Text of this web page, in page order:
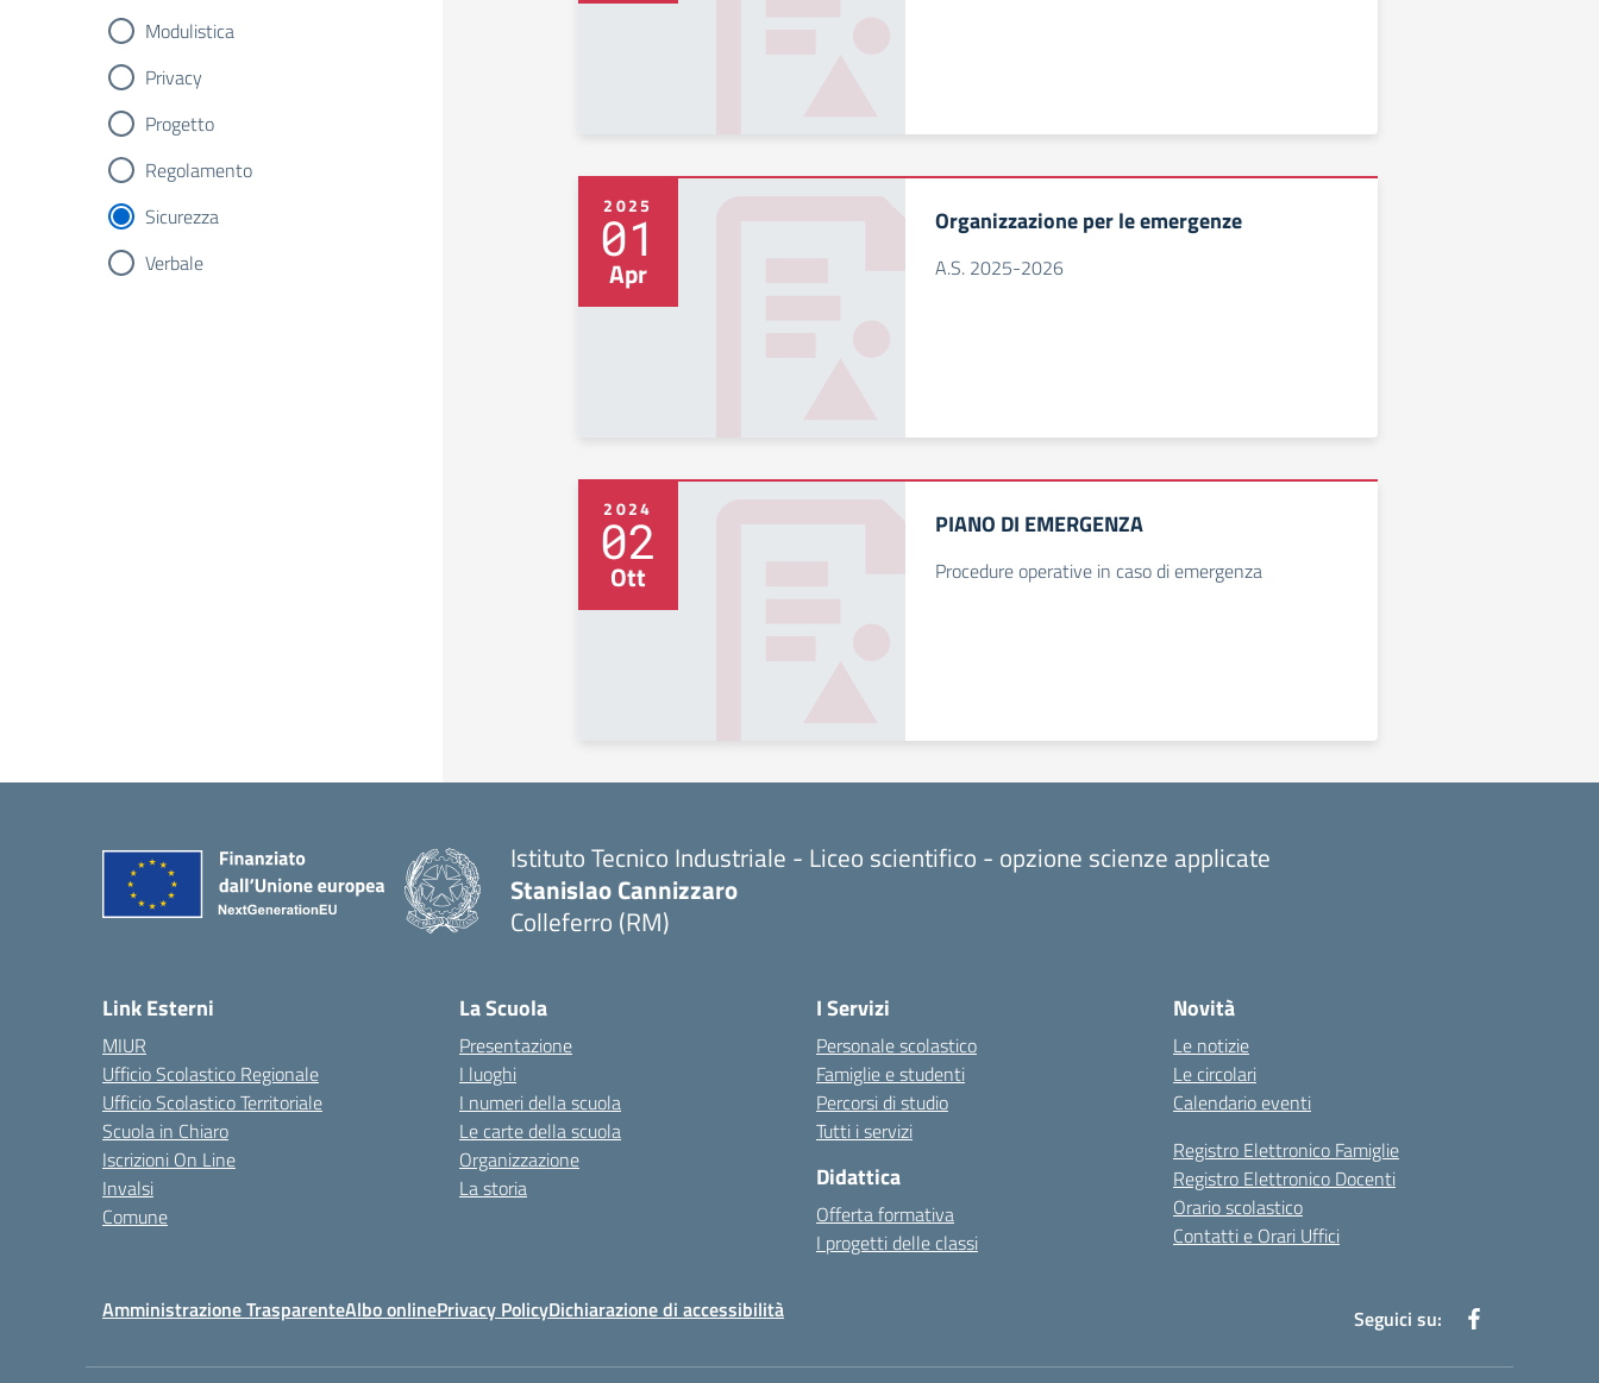
Modulistica
Privacy
Progetto
Regolamento
Sicurezza
Verbale
2025
01
Apr
Organizzazione per le emergenze
A.S. 2025-2026
2024
02
Ott
PIANO DI EMERGENZA
Procedure operative in caso di emergenza
Istituto Tecnico Industriale - Liceo scientifico - opzione scienze applicate
Stanislao Cannizzaro
Colleferro (RM)
Link Esterni
MIUR
Ufficio Scolastico Regionale
Ufficio Scolastico Territoriale
Scuola in Chiaro
Iscrizioni On Line
Invalsi
Comune
La Scuola
Presentazione
I luoghi
I numeri della scuola
Le carte della scuola
Organizzazione
La storia
I Servizi
Personale scolastico
Famiglie e studenti
Percorsi di studio
Tutti i servizi
Didattica
Offerta formativa
I progetti delle classi
Novità
Le notizie
Le circolari
Calendario eventi
Registro Elettronico Famiglie
Registro Elettronico Docenti
Orario scolastico
Contatti e Orari Uffici
Amministrazione TrasparenteAlbo onlinePrivacy PolicyDichiarazione di accessibilità Seguici su: